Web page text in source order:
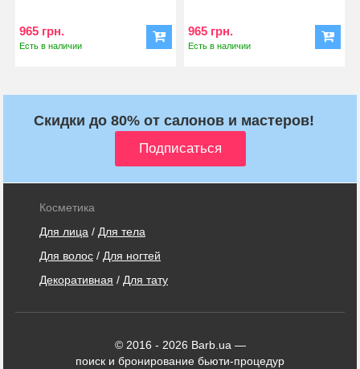
965 грн.
Есть в наличии
965 грн.
Есть в наличии
Скидки до 80% от салонов и мастеров!
Косметика
Для лица / Для тела
Для волос / Для ногтей
Декоративная / Для тату
© 2016 - 2026 Barb.ua —
поиск и бронирование бьюти-процедур